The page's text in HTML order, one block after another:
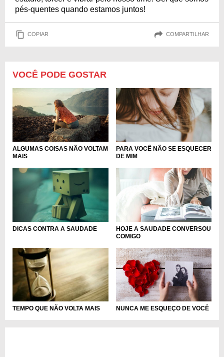
pés-quentes quando estamos juntos!
COPIAR COMPARTILHAR
VOCÊ PODE GOSTAR
ALGUMAS COISAS NÃO VOLTAM
MAIS
PARA VOCÊ NÃO SE ESQUECER
DE MIM
DICAS CONTRA A SAUDADE
HOJE A SAUDADE CONVERSOU
COMIGO
TEMPO QUE NÃO VOLTA MAIS NUNCA ME ESQUEÇO DE VOCÊ